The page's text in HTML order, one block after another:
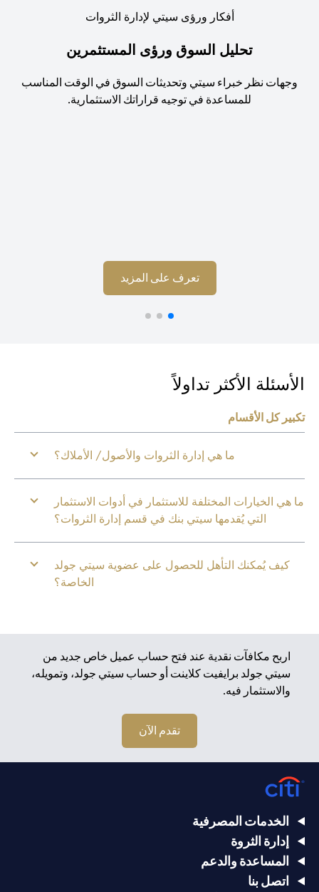
أفكار ورؤى سيتي لإدارة الثروات
تحليل السوق ورؤى المستثمرين
نظر خبراء سيتي وتحديثات السوق في الوقت المناسب
للمساعدة في توجيه قراراتك الاستثمارية.
تعرف على المزيد(opens in a new tab)
الأكثر تداولاً
كل الأقسام
ما هي إدارة الثروات والأصول/ الأملاك؟
هي الخيارات المختلفة للاستثمار في أدوات الاستثمار
التي يُقدمها سيتي بنك في قسم إدارة الثروات؟
كيف يُمكنك التأهل للحصول على عضوية سيتي جولد
الخاصة؟
اربح مكافآت نقدية عند فتح حساب عميل خاص جديد من
سيتي جولد برايفيت كلاينت أو حساب سيتي جولد، وتمويله،
والاستثمار فيه.
تقدم الآن
الخدمات المصرفية
إدارة الثروة
المساعدة والدعم
اتصل بنا